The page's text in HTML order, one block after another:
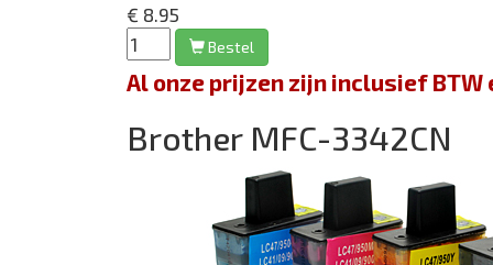
€ 8.95
Bestel
Al onze prijzen zijn inclusief
Brother MFC-3342CN